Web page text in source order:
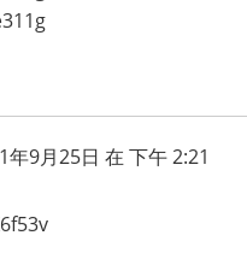
年9月25日 在 下午 2:21